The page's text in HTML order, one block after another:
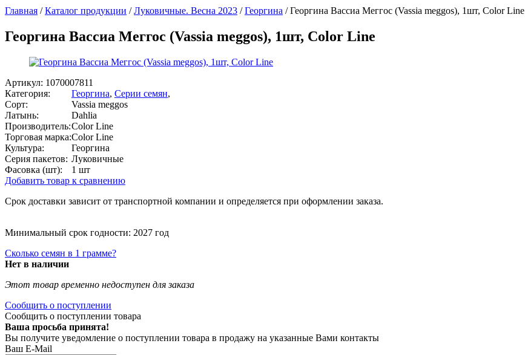
Главная /Каталог продукции /Луковичные. Весна 2023 /Георгина /Георгина Вассиа Меггос (Vassia meggos), 1шт, Color Line
Георгина Вассиа Меггос (Vassia meggos), 1шт, Color Line
Артикул: 1070007811
Категория:
Георгина, Серии семян,
Сорт:
Vassia meggos
Латынь:
Dahlia
Производитель:Color Line
Торговая марка:Color Line
Культура:
Георгина
Серия пакетов: Луковичные
Фасовка (шт):
1 шт
Добавить товар к сравнению
Срок доставки зависит от транспортной компании и определяется при оформлении заказа.
Минимальный срок годности: 2027 год
Сколько семян в 1 грамме?
Нет в наличии
Этот товар временно недоступен для заказа
Сообщить о поступлении
Сообщить о поступлении товара
Ваша просьба принята!
Вы получите уведомление о поступлении товара в продажу на указанные Вами контакты
Ваш E-Mail